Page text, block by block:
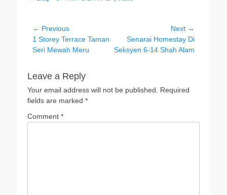
Post
navigation
← Previous
Previous
post:
1 Storey Terrace Taman
Seri Mewah Meru
Next →
Next
post:
Senarai Homestay Di
Seksyen 6-14 Shah Alam
Leave a Reply
Your email address will not be published.
Required
fields are marked *
Comment *